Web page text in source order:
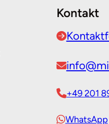
Kontakt
+49 201
WhatsApp